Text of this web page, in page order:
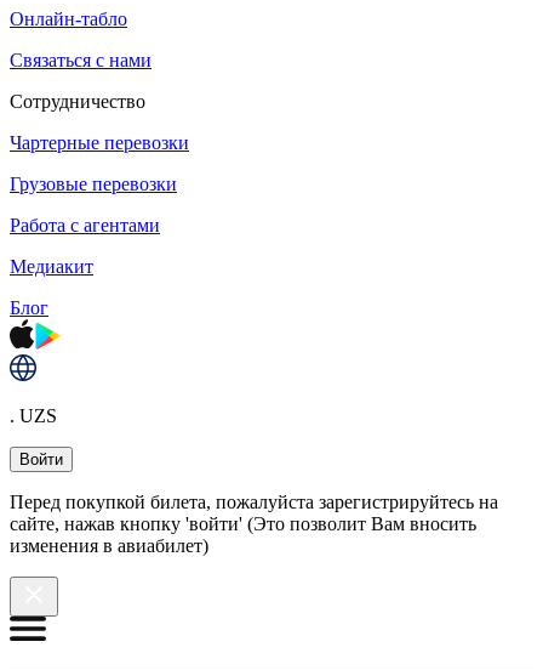
Онлайн-табло
Связаться с нами
Сотрудничество
Чартерные перевозки
Грузовые перевозки
Работа с агентами
Медиакит
Блог
. UZS
Войти
Перед покупкой билета, пожалуйста зарегистрируйтесь на
сайте, нажав кнопку 'войти' (Это позволит Вам вносить
изменения в авиабилет)